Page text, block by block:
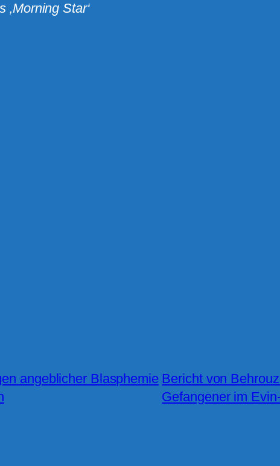
Star‘
angeblicher Blasphemie Bericht von
Gefangener im